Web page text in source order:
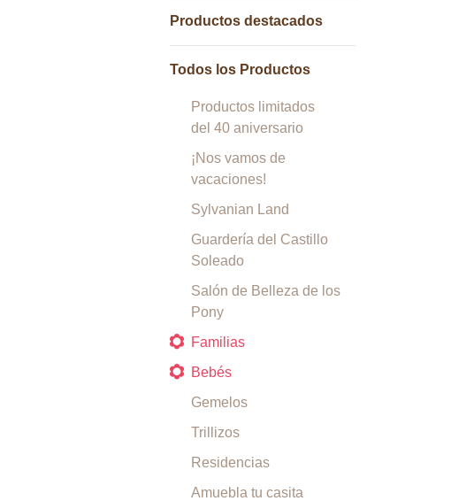
Productos destacados
Todos los Productos
Productos limitados
del 40 aniversario
¡Nos vamos de
vacaciones!
Sylvanian Land
Guardería del Castillo
Soleado
Salón de Belleza de los
Pony
Familias
Bebés
Gemelos
Trillizos
Residencias
Amuebla tu casita